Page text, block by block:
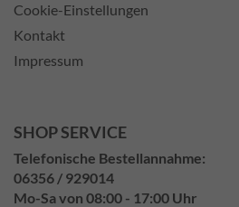
Cookie-Einstellungen
Kontakt
Impressum
SHOP SERVICE
Telefonische Bestellannahme:
06356 / 929014
Mo-Sa von 08:00 - 17:00 Uhr